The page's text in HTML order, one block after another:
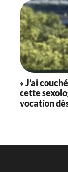
« J’ai
cette
vocation